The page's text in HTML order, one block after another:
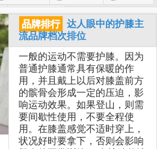
高端套装
品牌排行
达人眼中的护膝主
流品牌档次排位
一般的运动不需要护膝。因为
普通护膝通常具有保暖的作
用，并且戴上以后对膝盖前方
的髌骨会形成一定的压迫，影
响运动效果。如果登山，则需
要间歇性使用，不要全程使
用。在膝盖感觉不适时穿上，
状况好时要拿下，否则会影响